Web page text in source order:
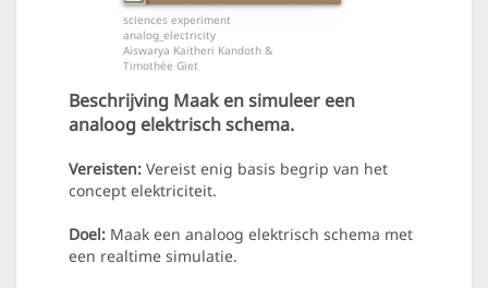
sciences experiment
analog_electricity
Aiswarya Kaitheri Kandoth &
Timothée Giet
Beschrijving Maak en simuleer een
analoog elektrisch schema.
Vereisten: Vereist enig basis begrip van het
concept elektriciteit.
Doel: Maak een analoog elektrisch schema met
een realtime simulatie.